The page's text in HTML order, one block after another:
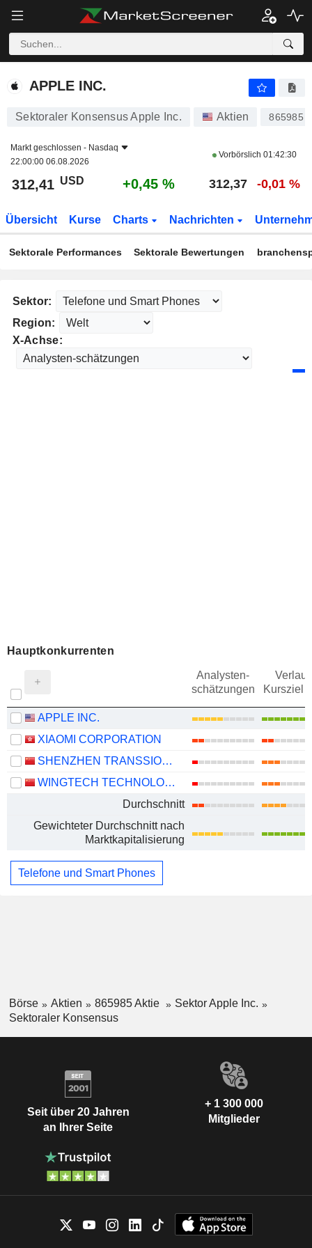
APPLE INC.
APPLE INC.
Sektoraler Konsensus Apple Inc. Aktien 865985
Markt geschlossen - Nasdaq
22:00:00 06.08.2026
Vorbörslich 01:42:30
312,41 USD +0,45 % 312,37 -0,01 %
Übersicht Kurse Charts Nachrichten
Sektorale Performances Sektorale Bewertungen
Sektor:
Region:
X-Achse:
Hauptkonkurrenten
Analysten-
schätzungen
Verlauf
Kursziel
APPLE INC.
XIAOMI CORPORATION
SHENZHEN TRANSSION HOLDINGS CO., LTD.
WINGTECH TECHNOLOGY CO.,LTD
Durchschnitt
Gewichteter Durchschnitt nach
Marktkapitalisierung
Telefone und Smart Phones
Börse Aktien 865985 Aktie
Sektor Apple Inc.
Sektoraler Konsensus
Seit über 20 Jahren
an Ihrer Seite
+ 1 300 000
Mitglieder